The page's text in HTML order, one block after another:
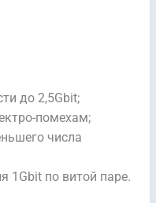
до 2,5Gbit;
помехам;
числа
1Gbit по витой паре.